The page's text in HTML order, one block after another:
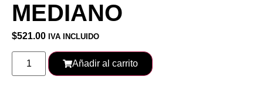
MEDIANO
$521.00 IVA INCLUIDO
Añadir al carrito